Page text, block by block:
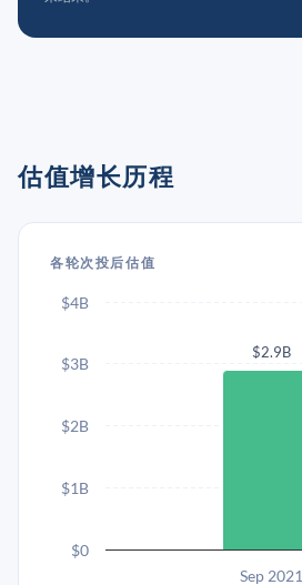
估值增长历程
各轮次投后估值
$2.9B
Sep 2021
$0
$1B
$2B
$3B
$4B